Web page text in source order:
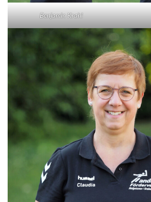
Benjamin Krahl